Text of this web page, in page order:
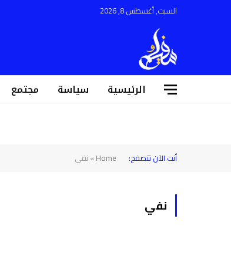
السبت, أغسطس 8, 2026
الرئيسية سياسة مجتمع
أنت الآن تتصفح: Home
» نفي
نفي